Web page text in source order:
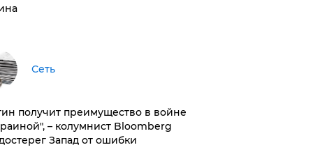
Сеть
получит преимущество в войне
– колумнист Bloomberg
Запад от ошибки